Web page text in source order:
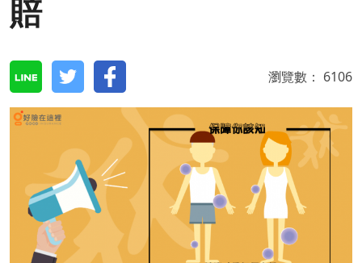
賠
瀏覽數： 6106